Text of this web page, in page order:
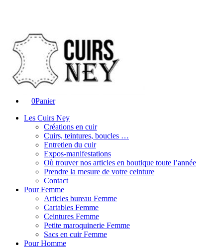
0Panier
Les Cuirs Ney
Créations en cuir
Cuirs, teintures, boucles …
Entretien du cuir
Expos-manifestations
Où trouver nos articles en boutique toute l’année
Prendre la mesure de votre ceinture
Contact
Pour Femme
Articles bureau Femme
Cartables Femme
Ceintures Femme
Petite maroquinerie Femme
Sacs en cuir Femme
Pour Homme